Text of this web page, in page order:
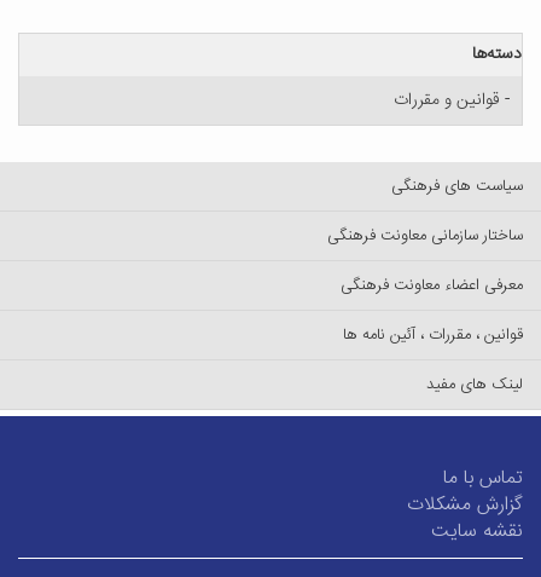
دسته‌ها
- قوانین و مقررات
سیاست های فرهنگی
ساختار سازمانی معاونت فرهنگی
معرفی اعضاء معاونت فرهنگی
قوانین ، مقررات ، آئین نامه ها
لینک های مفید
تماس با ما
گزارش مشکلات
نقشه سایت